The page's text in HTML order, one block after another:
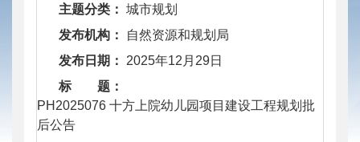
主题分类： 城市规划
发布机构：
自然资源和规划局
发布日期：
2025年12月29日
标 题：
​ PH2025076 十方上院幼儿园项目建设工程规划批
后公告